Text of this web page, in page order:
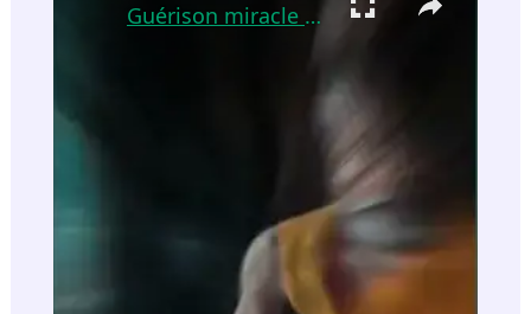
Guérison miracle #spiritualité #guerisonenergetique #chakras